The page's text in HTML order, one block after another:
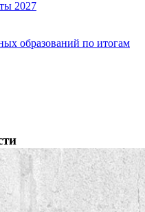
2027
образований по итогам